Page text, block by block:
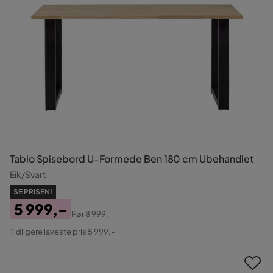
Tablo Spisebord U-Formede Ben 180 cm Ubehandlet
Eik/Svart
SE PRISEN!
Pris
5 999,-
Original
Før8 999,-
Tidligere laveste pris 5 999,-